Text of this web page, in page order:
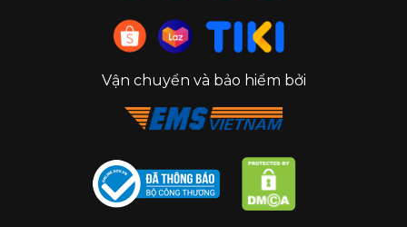
Vận chuyển và bảo hiểm bởi